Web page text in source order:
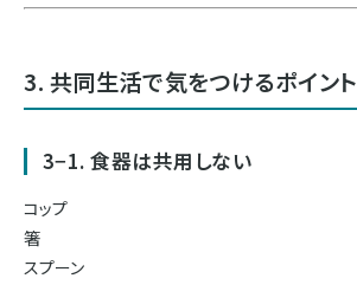
3. 共同生活で気をつけるポイント
3−1. 食器は共用しない
コップ
箸
スプーン